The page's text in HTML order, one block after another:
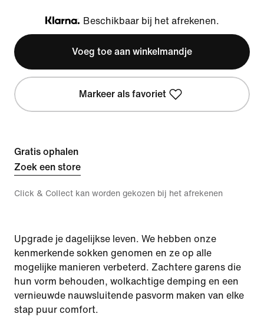
Klarna
Beschikbaar bij het afrekenen.
Voeg toe aan winkelmandje
Markeer als favoriet
Gratis ophalen
Zoek een store
Click & Collect kan worden gekozen bij het afrekenen
Upgrade je dagelijkse leven. We hebben onze
kenmerkende sokken genomen en ze op alle
mogelijke manieren verbeterd. Zachtere garens die
hun vorm behouden, wolkachtige demping en een
vernieuwde nauwsluitende pasvorm maken van elke
stap puur comfort.